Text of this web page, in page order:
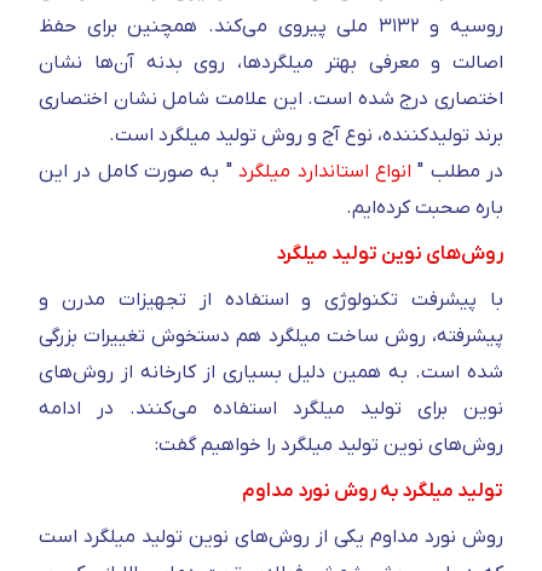
روسیه و ۳۱۳۲ ملی پیروی می‌کند. همچنین برای حفظ
اصالت و معرفی بهتر میلگرد‌ها، روی بدنه آن‌ها نشان
اختصاری درج شده است. این علامت شامل نشان اختصاری
برند تولید‌کننده، نوع آج و روش تولید میلگرد است.
در مطلب " انواع استاندارد میلگرد" به صورت کامل در این
باره صحبت کرده‌ایم.
روش‌های نوین تولید میلگرد
با پیشرفت تکنولوژی و استفاده از تجهیزات مدرن و
پیشرفته، روش ساخت میلگرد هم دستخوش تغییرات بزرگی
شده است. به همین دلیل بسیاری از کارخانه از روش‌های
نوین برای تولید میلگرد استفاده می‌کنند. در ادامه
روش‌های نوین تولید میلگرد را خواهیم گفت:
تولید میلگرد به روش نورد مداوم
روش نورد مداوم یکی از روش‌های نوین تولید میلگرد است